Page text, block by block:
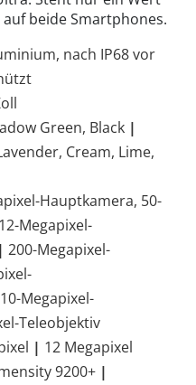
beide Smartphones.
nach IP68 vor
Green, Black |
Cream, Lime,
Hauptkamera, 50-
Megapixel-
| 200-Megapixel-
Megapixel-
Teleobjektiv
| 12 Megapixel
9200+ |